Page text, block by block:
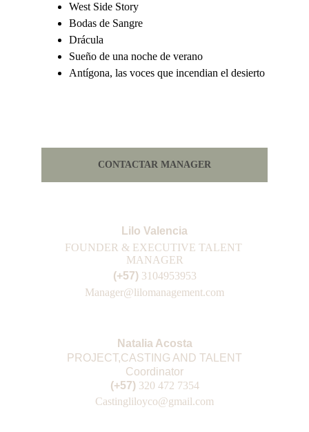
⁠West Side Story
⁠Bodas de Sangre
⁠Drácula
⁠Sueño de una noche de verano
⁠Antígona, las voces que incendian el desierto
CONTACTAR MANAGER
Lilo Valencia
FOUNDER & EXECUTIVE TALENT
MANAGER
(+57) 3104953953
Manager@lilomanagement.com
Natalia Acosta
PROJECT,CASTING AND TALENT
Coordinator
(+57) 320 472 7354
Castingliloyco@gmail.com